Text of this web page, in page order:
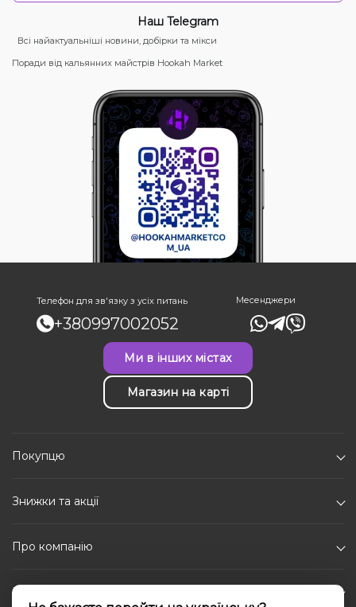
Наш Telegram
Всі найактуальніші новини, добірки та мікси
Поради від кальянних майстрів Hookah Market
Телефон для зв'язку з усіх питань
+380997002052
Месенджери
Ми в інших містах
Магазин на карті
Покупцю
Знижки та акції
Про компанію
Каталог